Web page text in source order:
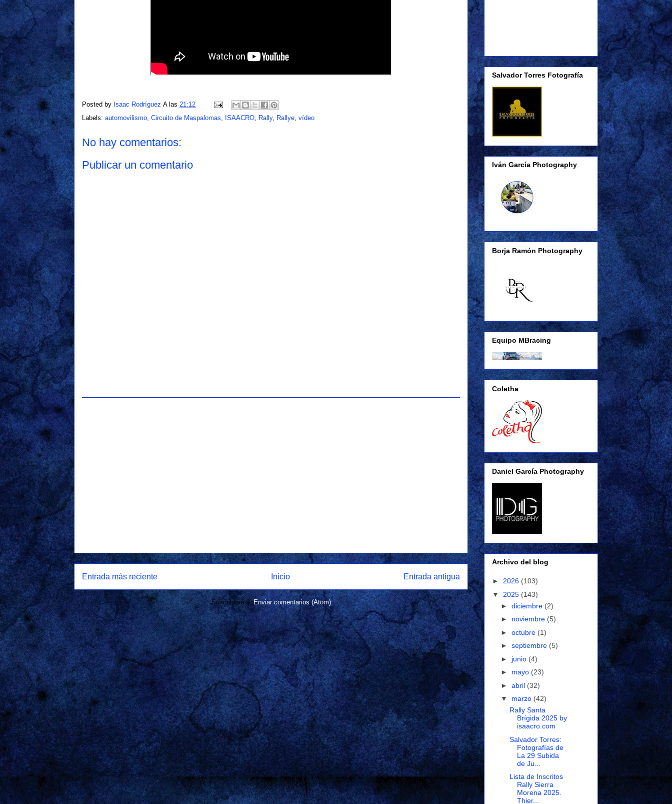
Posted by Isaac Rodríguez A las 21:12
Labels: automovilismo Circuito de Maspalomas ISAACRO Rally, Rallye vídeo
No hay comentarios:
Publicar un comentario
Entrada más reciente Entrada antigua
Inicio
Suscribirse a:Enviar comentarios (Atom)
Salvador Torres Fotografía
Iván García Photography
Borja Ramón Photography
Equipo MBracing
Coletha
Daniel García Photography
Archivo del blog
► 2026 (103)
▼ 2025 (143)
► diciembre (2)
► noviembre (5)
► octubre (1)
► septiembre (5)
► junio (4)
► mayo (23)
► abril (32)
▼ marzo (42)
Rally Santa
Brígida 2025 by
isaacro.com
Salvador Torres:
Fotografías de
La 29 Subida
de Ju...
Lista de Inscritos
Rally Sierra
Morena 2025.
Thier...